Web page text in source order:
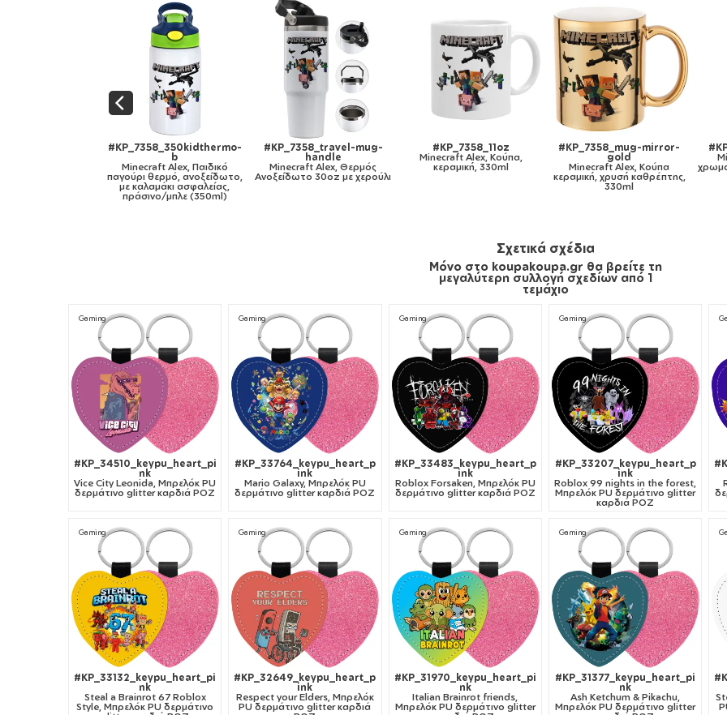
#KP_7358_11oz
Minecraft Alex, Κούπα,
κεραμική, 330ml
#KP_7358_mug-mirror-
gold
Minecraft Alex, Κούπα
κεραμική, χρυσή καθρέπτης,
#KP_7358_11ozcBLACK
Minecraft Alex, Κούπα
χρωματιστή μαύρη, κεραμική,
330ml
#KP_7358_metaldouble
Minecraft Alex, Κούπα
Ανοξείδωτη διπλού
τοιχώματος 300ml
Σχετικά σχέδια
Μόνο στο koupakoupa.gr θα βρείτε τη
μεγαλύτερη συλλογή σχεδίων από 1
τεμάχιο
Gaming
#KP_34510_keypu_heart_pi
nk
Vice City Leonida, Μπρελόκ PU
δερμάτινο glitter καρδιά ΡΟΖ
Gaming
#KP_33764_keypu_heart_p
ink
Mario Galaxy, Μπρελόκ PU
δερμάτινο glitter καρδιά ΡΟΖ
Gaming
#KP_33483_keypu_heart_p
ink
Roblox Forsaken, Μπρελόκ PU
δερμάτινο glitter καρδιά ΡΟΖ
Gaming
#KP_33207_keypu_heart_p
ink
Roblox 99 nights in the forest,
Μπρελόκ PU δερμάτινο glitter
καρδιά ΡΟΖ
Gaming
#KP_33132_keypu_heart_pi
nk
Steal a Brainrot 67 Roblox
Style, Μπρελόκ PU δερμάτινο
Gaming
#KP_32649_keypu_heart_p
ink
Respect your Elders, Μπρελόκ
PU δερμάτινο glitter καρδιά
Gaming
#KP_31970_keypu_heart_pi
nk
Italian Brainrot friends,
Μπρελόκ PU δερμάτινο glitter
Gaming
#KP_31377_keypu_heart_pi
nk
Ash Ketchum & Pikachu,
Μπρελόκ PU δερμάτινο glitter